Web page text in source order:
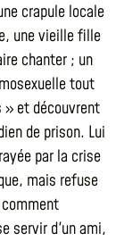
crapule locale
une vieille fille
chanter ; un
tout
» et découvrent
de prison. Lui
par la crise
mais refuse
servir d'un ami,